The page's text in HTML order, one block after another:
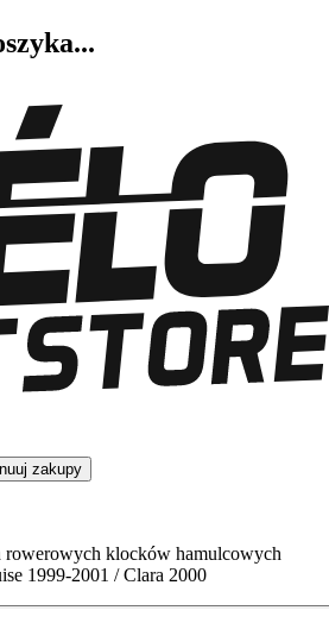
zakupy
rowerowych klocków hamulcowych
1999-2001 / Clara 2000